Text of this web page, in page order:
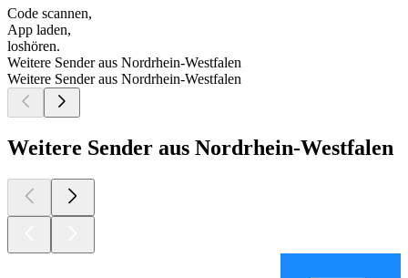
Code scannen,
App laden,
loshören.
Weitere Sender aus Nordrhein-Westfalen
Weitere Sender aus Nordrhein-Westfalen
Weitere Sender aus Nordrhein-Westfalen